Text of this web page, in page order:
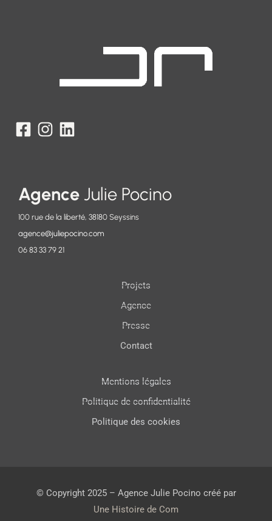
Agence Julie Pocino
100 rue de la liberté, 38180 Seyssins
agence@juliepocino.com
06 83 33 79 21
Projets
Agence
Presse
Contact
Mentions légales
Politique de confidentialité
Politique des cookies
© Copyright 2025 – Agence Julie Pocino créé par
Une Histoire de Com